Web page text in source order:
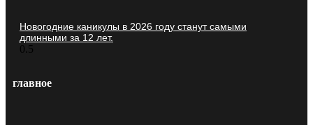
Новогодние каникулы в 2026 году станут самыми
длинными за 12 лет.
главное